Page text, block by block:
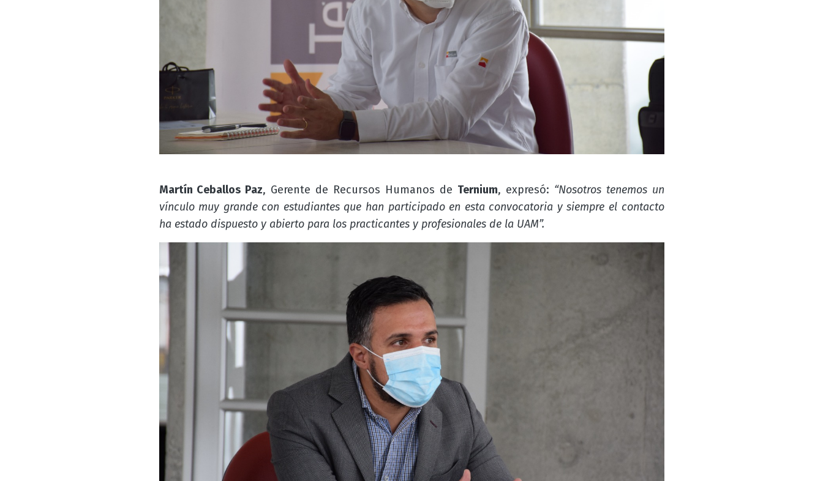
Martín Ceballos Paz, Gerente de Recursos Humanos de Ternium, expresó: “Nosotros tenemos un
vínculo muy grande con estudiantes que han participado en esta convocatoria y siempre el contacto
ha estado dispuesto y abierto para los practicantes y profesionales de la UAM”.